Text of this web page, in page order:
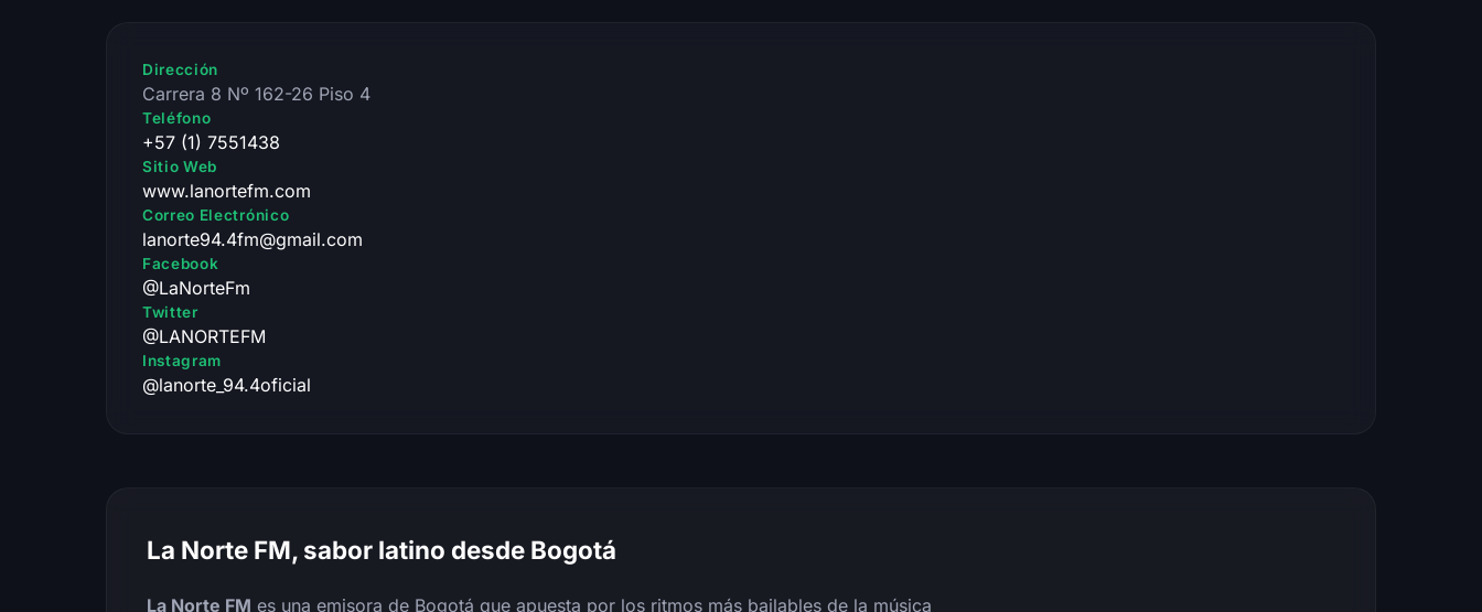
Dirección
Carrera 8 Nº 162-26 Piso 4
Teléfono
+57 (1) 7551438
Sitio Web
www.lanortefm.com
Correo Electrónico
lanorte94.4fm@gmail.com
Facebook
@LaNorteFm
Twitter
@LANORTEFM
Instagram
@lanorte_94.4oficial
La Norte FM, sabor latino desde Bogotá
La Norte FM es una emisora de Bogotá que apuesta por los ritmos más bailables de la música